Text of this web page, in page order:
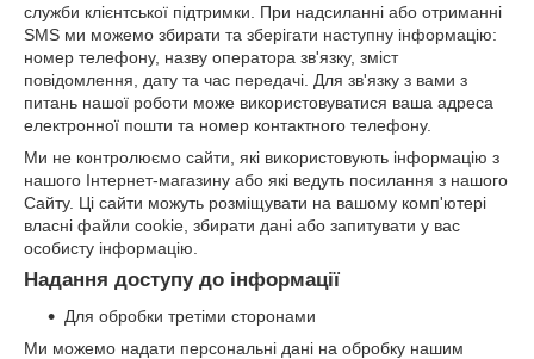
служби клієнтської підтримки. При надсиланні або отриманні
SMS ми можемо збирати та зберігати наступну інформацію:
номер телефону, назву оператора зв'язку, зміст
повідомлення, дату та час передачі. Для зв'язку з вами з
питань нашої роботи може використовуватися ваша адреса
електронної пошти та номер контактного телефону.
Ми не контролюємо сайти, які використовують інформацію з
нашого Інтернет-магазину або які ведуть посилання з нашого
Сайту. Ці сайти можуть розміщувати на вашому комп'ютері
власні файли cookie, збирати дані або запитувати у вас
особисту інформацію.
Надання доступу до інформації
Для обробки третіми сторонами
Ми можемо надати персональні дані на обробку нашим